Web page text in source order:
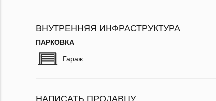
ВНУТРЕННЯЯ ИНФРАСТРУКТУРА
ПАРКОВКА
Гараж
НАПИСАТЬ ПРОДАВЦУ